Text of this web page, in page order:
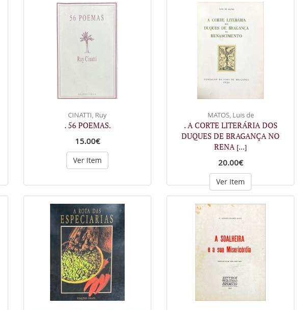
CINATTI, Ruy
. 56 POEMAS.
15.00€
Ver Item
MATOS, Luis de
. A CORTE LITERÁRIA DOS
DUQUES DE BRAGANÇA NO
RENA [...]
20.00€
Ver Item